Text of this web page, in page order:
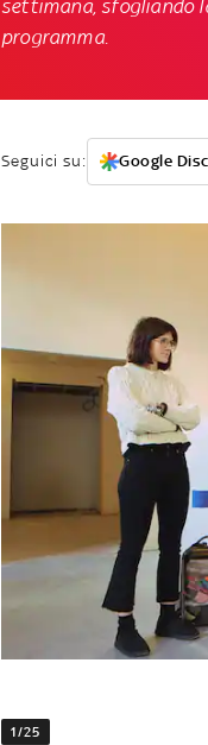
settimana, sfogliando
programma.
Seguici su: Google
1/25